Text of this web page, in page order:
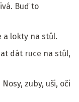
Buď to
a lokty na stůl.
dát ruce na stůl,
zuby, uši, oči